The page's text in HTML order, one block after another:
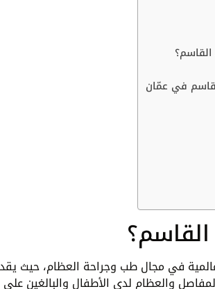
في عمّان
القاسم؟
في مجال طب وجراحة العظام، حيث
والعظام لدى الأطفال والبالغين